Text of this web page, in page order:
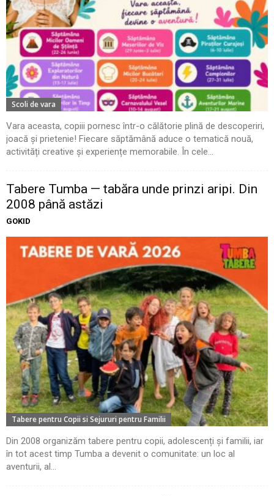
Scoli de vara
Vara aceasta, copiii pornesc într-o călătorie plină de descoperiri,
joacă și prietenie! Fiecare săptămână aduce o tematică nouă,
activități creative și experiențe memorabile. În cele...
Tabere Tumba — tabăra unde prinzi aripi. Din
2008 până astăzi
GOKID
Tabere pentru Copii si Sejururi pentru Familii
Din 2008 organizăm tabere pentru copii, adolescenți și familii, iar
în tot acest timp Tumba a devenit o comunitate: un loc al
aventurii, al...